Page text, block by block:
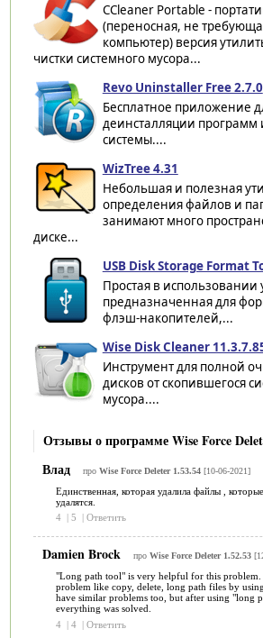
CCleaner Portable -
(переносная, не
компьютер) версия
чистки системного мусора...
Revo Uninstaller Free 2.7.0
Бесплатное приложение
деинсталляции
системы....
WizTree 4.31
Небольшая и полезная
определения файлов и
занимают много
диске...
USB Disk Storage Format
Простая в использовании
предназначенная для
флэш-накопителей,...
Wise Disk Cleaner
Инструмент для полной
дисков от скопившегося
мусора....
Отзывы о программе Wise Force
Влад
про Wise Force Deleter 1.53.54[10-06-2021]
Единственная, которая удалила файлы ,
удалятся.
4
5 Ответить
Damien Brock про Wise Force Deleter 1.52.53
"Long path tool" is very helpful for this problem.
problem like copy, delete, long path files by
have similar problems too, but after using "long
everything was solved.
4 | 4 | Ответить